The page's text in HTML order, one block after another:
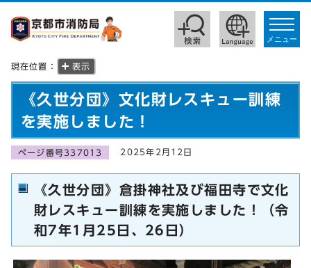
toggle
メニュー
現在位置： 表示
《久世分団》文化財レスキュー訓練
を実施しました！
ページ番号337013 2025年2月12日
《久世分団》倉掛神社及び福田寺で文化
財レスキュー訓練を実施しました！（令
和7年1月25日、26日）